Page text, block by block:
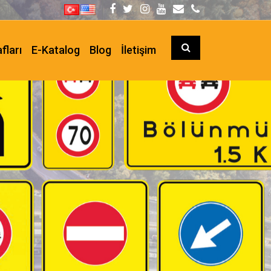
E-Katalog Blog İletişim